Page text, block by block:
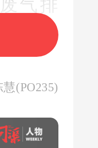
气排
如厨
易出
平衡
慧(PO235)